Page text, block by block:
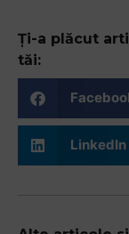
Ți-a plăcut
tăi:
LinkedIn